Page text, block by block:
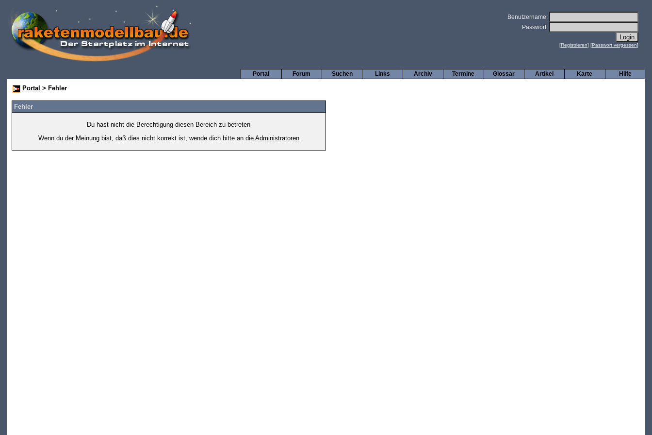
Benutzername:
Passwort:
[Registrieren] [Passwort vergessen]
Hilfe
Karte
Artikel
Glossar
Termine
Archiv
Links
Suchen
Forum
Portal
Portal > Fehler
Fehler
Du hast nicht die Berechtigung diesen Bereich zu betreten
Wenn du der Meinung bist, daß dies nicht korrekt ist, wende dich bitte an die Administratoren